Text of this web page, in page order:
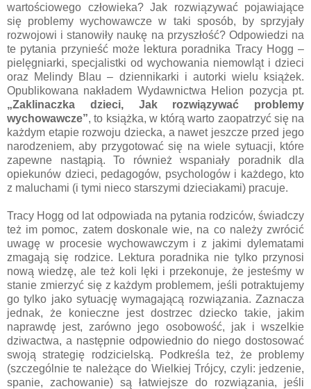
wartościowego człowieka? Jak rozwiązywać pojawiające
się problemy wychowawcze w taki sposób, by sprzyjały
rozwojowi i stanowiły naukę na przyszłość? Odpowiedzi na
te pytania przynieść może lektura poradnika Tracy Hogg –
pielęgniarki, specjalistki od wychowania niemowląt i dzieci
oraz Melindy Blau – dziennikarki i autorki wielu książek.
Opublikowana nakładem Wydawnictwa Helion pozycja pt.
„Zaklinaczka dzieci, Jak rozwiązywać problemy
wychowawcze”, to książka, w którą warto zaopatrzyć się na
każdym etapie rozwoju dziecka, a nawet jeszcze przed jego
narodzeniem, aby przygotować się na wiele sytuacji, które
zapewne nastąpią. To również wspaniały poradnik dla
opiekunów dzieci, pedagogów, psychologów i każdego, kto
z maluchami (i tymi nieco starszymi dzieciakami) pracuje.
Tracy Hogg od lat odpowiada na pytania rodziców, świadczy
też im pomoc, zatem doskonale wie, na co należy zwrócić
uwagę w procesie wychowawczym i z jakimi dylematami
zmagają się rodzice. Lektura poradnika nie tylko przynosi
nową wiedzę, ale też koli lęki i przekonuje, że jesteśmy w
stanie zmierzyć się z każdym problemem, jeśli potraktujemy
go tylko jako sytuację wymagającą rozwiązania. Zaznacza
jednak, że konieczne jest dostrzec dziecko takie, jakim
naprawdę jest, zarówno jego osobowość, jak i wszelkie
dziwactwa, a następnie odpowiednio do niego dostosować
swoją strategię rodzicielską. Podkreśla też, że problemy
(szczególnie te należące do Wielkiej Trójcy, czyli: jedzenie,
spanie, zachowanie) są łatwiejsze do rozwiązania, jeśli